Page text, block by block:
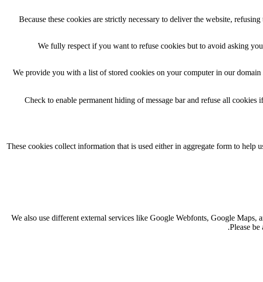
Because these cookies are strictly necessary to deliver the website,
We fully respect if you want to refuse cookies but to avoid asking
We provide you with a list of stored cookies on your computer in our
Check to enable permanent hiding of message bar and refuse all
These cookies collect information that is used either in aggregate form to
We also use different external services like Google Webfonts, Google
Please